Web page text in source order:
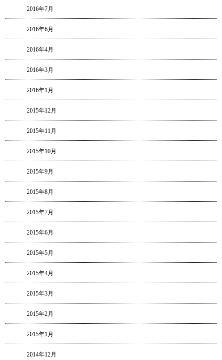
2016年7月
2016年6月
2016年4月
2016年3月
2016年1月
2015年12月
2015年11月
2015年10月
2015年9月
2015年8月
2015年7月
2015年6月
2015年5月
2015年4月
2015年3月
2015年2月
2015年1月
2014年12月